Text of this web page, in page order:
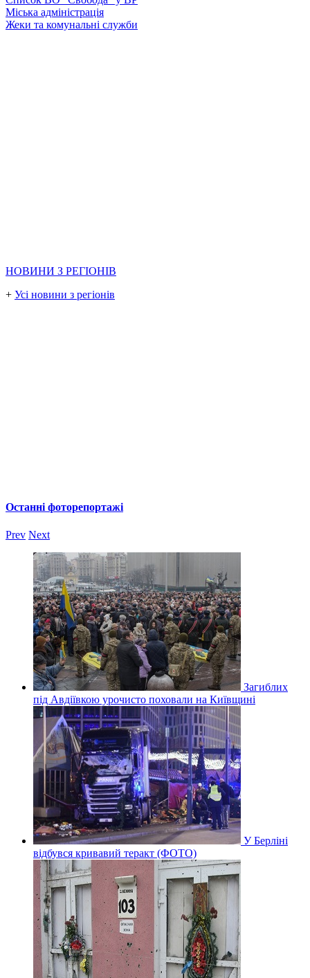
Міська адміністрація
Жеки та комунальні служби
НОВИНИ З РЕГІОНІВ
+ Усі новини з регіонів
Останні фоторепортажі
Prev Next
Загиблих
під Авдіївкою урочисто поховали на Київщині
У Берліні
відбувся кривавий теракт (ФОТО)